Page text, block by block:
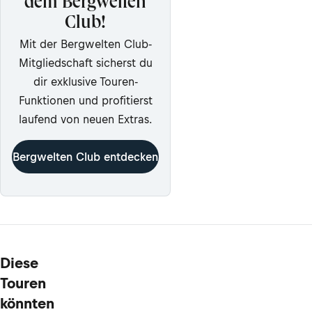
dem Bergwelten
Club!
Mit der Bergwelten Club-
Mitgliedschaft sicherst du
dir exklusive Touren-
Funktionen und profitierst
laufend von neuen Extras.
Bergwelten Club entdecken
Diese
Touren
könnten